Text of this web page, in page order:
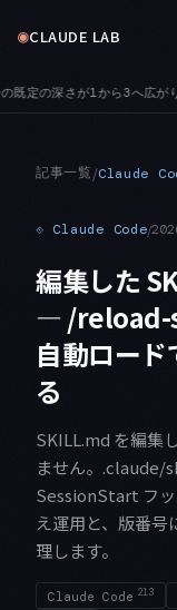
◉CLAUDE LAB
— ダイナミックワークフロ
記事一覧/Claude
⟐ Claude Code/
編集した
— /reload-
自動ロー
る
SKILL.md を編集
ません。.claude/
SessionStart フ
え運用と、版番
理します。
Claude Code 213